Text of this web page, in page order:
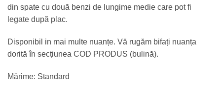
din spate cu două benzi de lungime medie care pot fi
legate după plac.
Disponibil in mai multe nuanțe. Vă rugăm bifați nuanța
dorită în secțiunea COD PRODUS (bulină).
Mărime: Standard